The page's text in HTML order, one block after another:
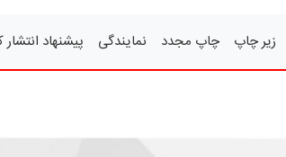
زیر چاپ چاپ مجدد نمایندگی پیشنهاد انتشار